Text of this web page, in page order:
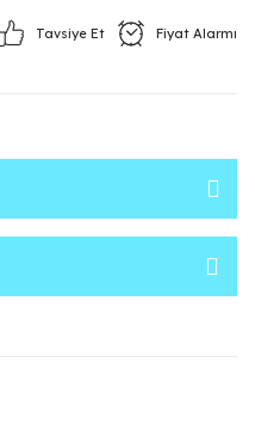
Tavsiye Et Fiyat Alarmı